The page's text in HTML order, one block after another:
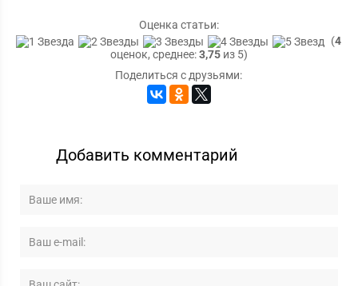
Оценка статьи:
(4
оценок, среднее:3,75из 5)
Поделиться с друзьями:
Добавить комментарий